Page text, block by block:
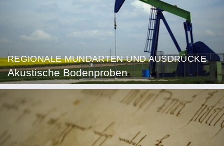
REGIONALE MUNDARTEN UND AUSDRÜCKE
Akustische Bodenproben